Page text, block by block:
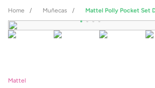
Muñecas
Mattel